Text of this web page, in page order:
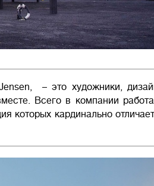
– это художники,
Всего в компании
которых кардинально